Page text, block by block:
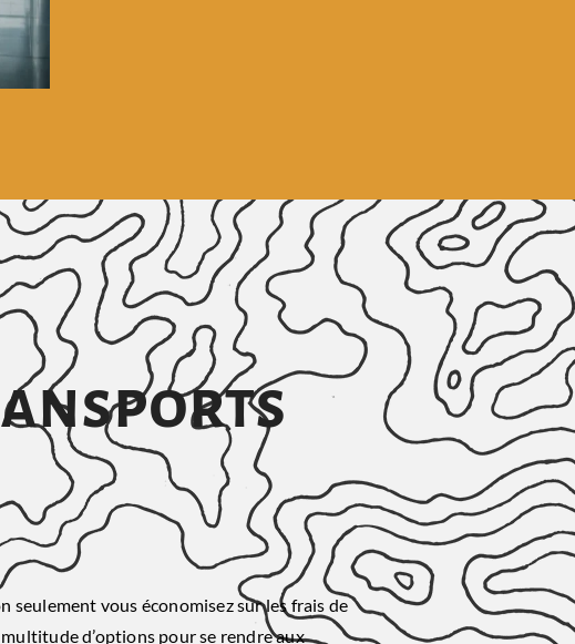
seulement vous économisez sur les frais de
d’options pour se rendre aux